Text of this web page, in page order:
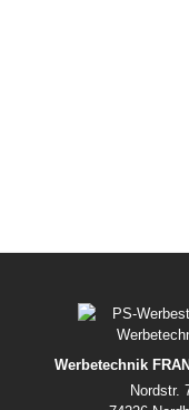
Werbetechnik
Nordstr.